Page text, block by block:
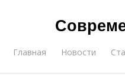
Главная Новости